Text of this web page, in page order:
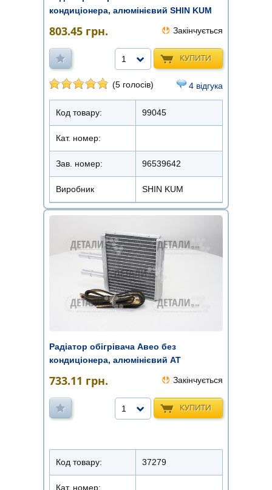
кондиціонера, алюмінієвий SHIN KUM
803.45 грн. Закінчується
КУПИТИ
1
(5 голосів) 4 відгука
Код товару: 99045
Кат. номер:
Зав. номер: 96539642
Виробник SHIN KUM
Радіатор обігрівача Авео без
кондиціонера, алюмінієвий АТ
733.11 грн. Закінчується
КУПИТИ
1
Код товару: 37279
Кат. номер: